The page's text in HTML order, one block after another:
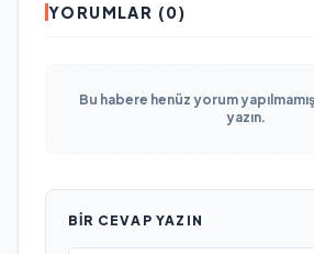
YORUMLAR (0)
Bu habere henüz yorum
yazın.
BIR CEVAP YAZIN